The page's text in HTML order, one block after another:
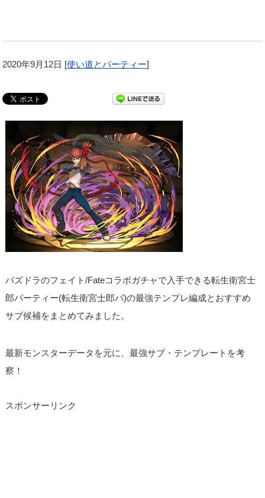
2020年9月12日 [使い道とパーティー]
パズドラのフェイト/Fateコラボガチャで入手できる転生衛宮士
郎パーティー(転生衛宮士郎パ)の最強テンプレ編成とおすすめ
サブ候補をまとめてみました。
最新モンスターデータを元に、最強サブ・テンプレートを考
察！
スポンサーリンク